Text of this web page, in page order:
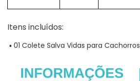
Itens incluídos:
▪ 01 Colete Salva Vidas para Cachorros